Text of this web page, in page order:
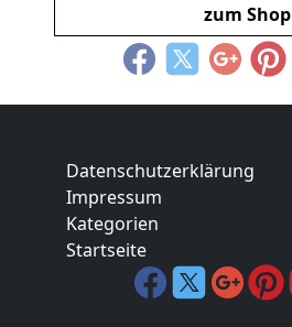
zum Shop
Datenschutzerklärung
Impressum
Kategorien
Startseite